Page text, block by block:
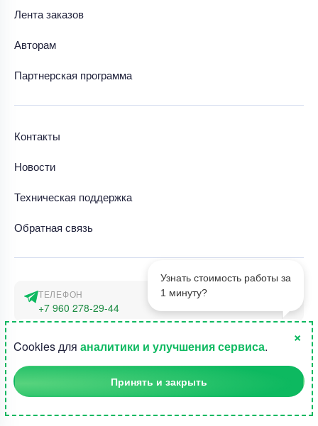
1
Узнать стоимость работы за
1 минуту?
Лента заказов
Авторам
Партнерская программа
Контакты
Новости
Техническая поддержка
Обратная связь
ТЕЛЕФОН
+7 960 278-29-44
г. Москва, наб. Тараса Шевченко 23а
©2015-2026, Студландия -
Cookies для аналитики и улучшения сервиса.
×
Принять и закрыть